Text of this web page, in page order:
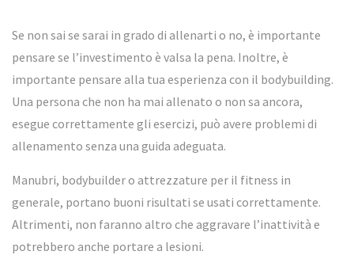
Se non sai se sarai in grado di allenarti o no, è importante
pensare se l’investimento è valsa la pena. Inoltre, è
importante pensare alla tua esperienza con il bodybuilding.
Una persona che non ha mai allenato o non sa ancora,
esegue correttamente gli esercizi, può avere problemi di
allenamento senza una guida adeguata.
Manubri, bodybuilder o attrezzature per il fitness in
generale, portano buoni risultati se usati correttamente.
Altrimenti, non faranno altro che aggravare l’inattività e
potrebbero anche portare a lesioni.